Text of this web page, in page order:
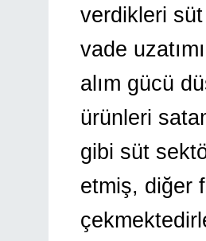
verdikleri
vade
alım gücü
ürünleri
gibi süt
etmiş, diğer